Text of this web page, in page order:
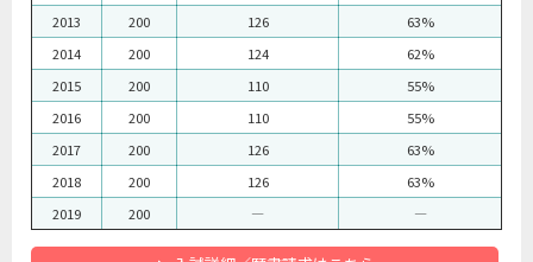
2013
200 126
63%
2014
200 124
62%
2015
200 110
55%
2016
200 110
55%
2017
200 126
63%
2018
200 126
63%
2019
200 ― ―